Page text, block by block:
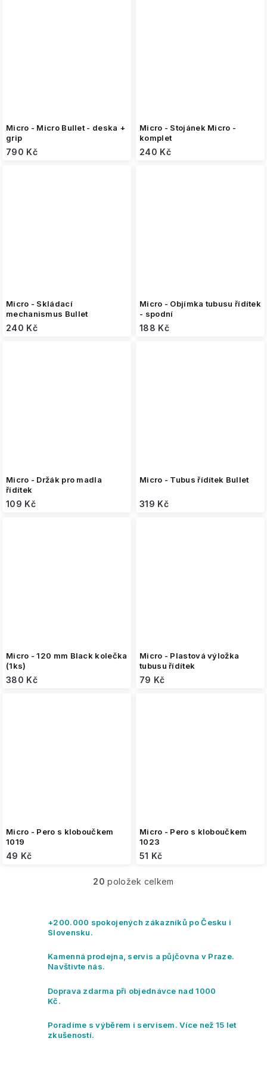
Micro - Micro Bullet - deska +
grip
790 Kč
Micro - Stojánek Micro -
komplet
240 Kč
Micro - Skládací
mechanismus Bullet
240 Kč
Micro - Objímka tubusu řídítek
- spodní
188 Kč
Micro - Držák pro madla
řídítek
109 Kč
Micro - Tubus řídítek Bullet
319 Kč
Micro - 120 mm Black kolečka
(1ks)
380 Kč
Micro - Plastová výložka
tubusu řídítek
79 Kč
Micro - Pero s kloboučkem
1019
49 Kč
Micro - Pero s kloboučkem
1023
51 Kč
O
á
c
r
v
y
20 položek celkem
+200.000 spokojených zákazníků po Česku i
Slovensku.
Kamenná prodejna, servis a půjčovna v Praze.
Navštivte nás.
Doprava zdarma při objednávce nad 1000
Kč.
Poradíme s výběrem i servisem. Více než 15 let
zkušeností.